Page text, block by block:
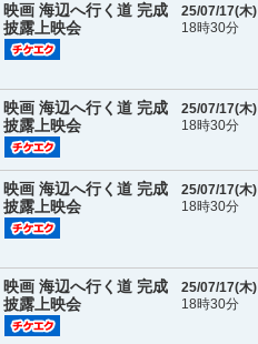
映画 海辺へ行く道 完成
披露上映会
25/07/17(木)
18時30分
映画 海辺へ行く道 完成
披露上映会
25/07/17(木)
18時30分
映画 海辺へ行く道 完成
披露上映会
25/07/17(木)
18時30分
映画 海辺へ行く道 完成
披露上映会
25/07/17(木)
18時30分